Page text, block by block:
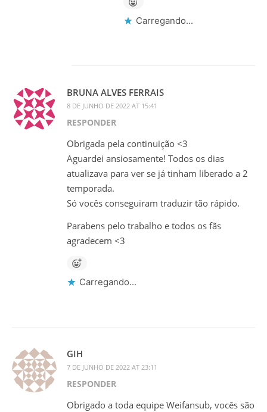
Carregando...
BRUNA ALVES FERRAIS
8 DE JUNHO DE 2022 AT 15:41
RESPONDER
Obrigada pela continuição <3
Aguardei ansiosamente! Todos os dias
atualizava para ver se já tinham liberado a 2
temporada.
Só vocês conseguiram traduzir tão rápido.
Parabens pelo trabalho e todos os fãs
agradecem <3
Carregando...
GIH
7 DE JUNHO DE 2022 AT 23:11
RESPONDER
Obrigado a toda equipe Weifansub, vocês são